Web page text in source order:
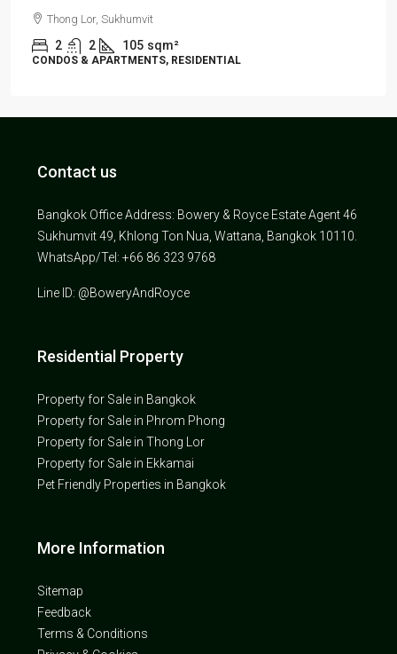
Thong Lor, Sukhumvit
2 2 105 sqm²
CONDOS & APARTMENTS, RESIDENTIAL
Contact us
Bangkok Office Address: Bowery & Royce Estate Agent 46
Sukhumvit 49, Khlong Ton Nua, Wattana, Bangkok 10110.
WhatsApp/Tel: +66 86 323 9768
Line ID: @BoweryAndRoyce
Residential Property
Property for Sale in Bangkok
Property for Sale in Phrom Phong
Property for Sale in Thong Lor
Property for Sale in Ekkamai
Pet Friendly Properties in Bangkok
More Information
Sitemap
Feedback
Terms & Conditions